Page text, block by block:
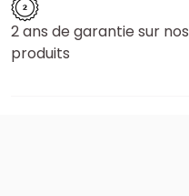
2 ans de garantie sur nos
produits